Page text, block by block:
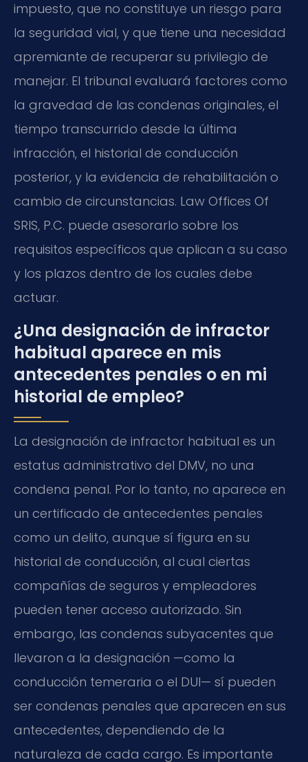
impuesto, que no constituye un riesgo para
la seguridad vial, y que tiene una necesidad
apremiante de recuperar su privilegio de
manejar. El tribunal evaluará factores como
la gravedad de las condenas originales, el
tiempo transcurrido desde la última
infracción, el historial de conducción
posterior, y la evidencia de rehabilitación o
cambio de circunstancias. Law Offices Of
SRIS, P.C. puede asesorarlo sobre los
requisitos específicos que aplican a su caso
y los plazos dentro de los cuales debe
actuar.
¿Una designación de infractor
habitual aparece en mis
antecedentes penales o en mi
historial de empleo?
La designación de infractor habitual es un
estatus administrativo del DMV, no una
condena penal. Por lo tanto, no aparece en
un certificado de antecedentes penales
como un delito, aunque sí figura en su
historial de conducción, al cual ciertas
compañías de seguros y empleadores
pueden tener acceso autorizado. Sin
embargo, las condenas subyacentes que
llevaron a la designación —como la
conducción temeraria o el DUI— sí pueden
ser condenas penales que aparecen en sus
antecedentes, dependiendo de la
naturaleza de cada cargo. Es importante